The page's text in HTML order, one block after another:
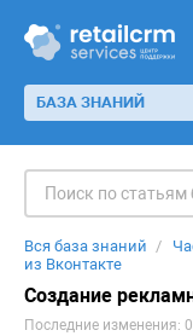
БАЗА ЗНАНИЙ
Вся база знаний
из Вконтакте
Создание
Последние изменения: